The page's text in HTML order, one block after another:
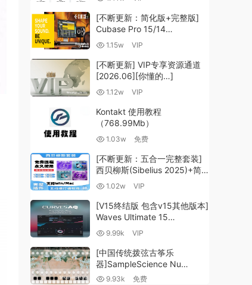
[不断更新：简化版+完整版]
Cubase Pro 15/14
VR/R2R/U2B+原厂音源+插件
MacOSX]（704.0MB+）
1.15w VIP
[不断更新] VIP专享资源通道
[2026.06][你懂的…]
1.12w VIP
Kontakt 使用教程
（768.99Mb）
1.03w 免费
[不断更新：五合一完整套装]
西贝柳斯(Sibelius 2025)+简
谱插件V8+图片识别+音频识别
MacOSX]（80.48GB+）
1.02w VIP
[V15终结版 包含v15其他版本]
Waves Ultimate 15
v25.05.27+一键安装版+安装
MacOSX]
（4.1GB+10.2GB+9.6GB）
9.99k VIP
[中国传统拨弦古筝乐
器]SampleScience Nu
Guzheng v2.0 x64 VST
9.93k 免费